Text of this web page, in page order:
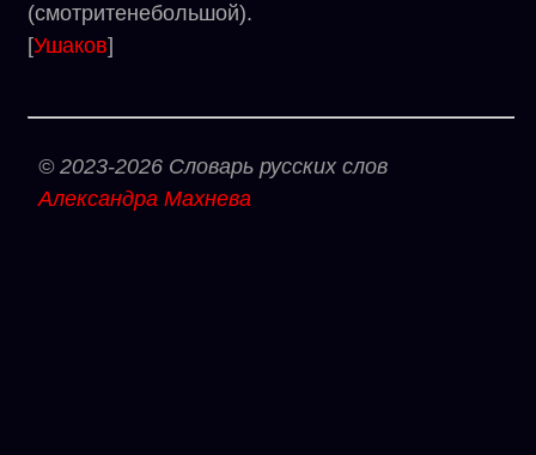
(смотритенебольшой).
[Ушаков]
© 2023-2026 Словарь русских слов
Александра Махнева